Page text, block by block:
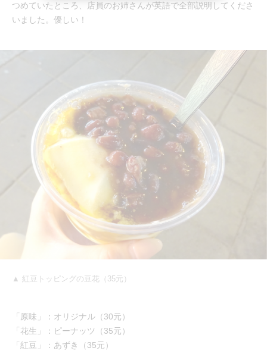
つめていたところ、店員のお姉さんが英語で全部説明してくださ
いました。優しい！
▲ 紅豆トッピングの豆花（35元）
「原味」：オリジナル（30元）
「花生」：ピーナッツ（35元）
「紅豆」：あずき（35元）